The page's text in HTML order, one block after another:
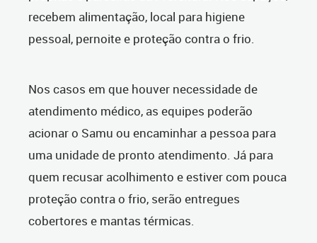
recebem alimentação, local para higiene
pessoal, pernoite e proteção contra o frio.
Nos casos em que houver necessidade de
atendimento médico, as equipes poderão
acionar o Samu ou encaminhar a pessoa para
uma unidade de pronto atendimento. Já para
quem recusar acolhimento e estiver com pouca
proteção contra o frio, serão entregues
cobertores e mantas térmicas.